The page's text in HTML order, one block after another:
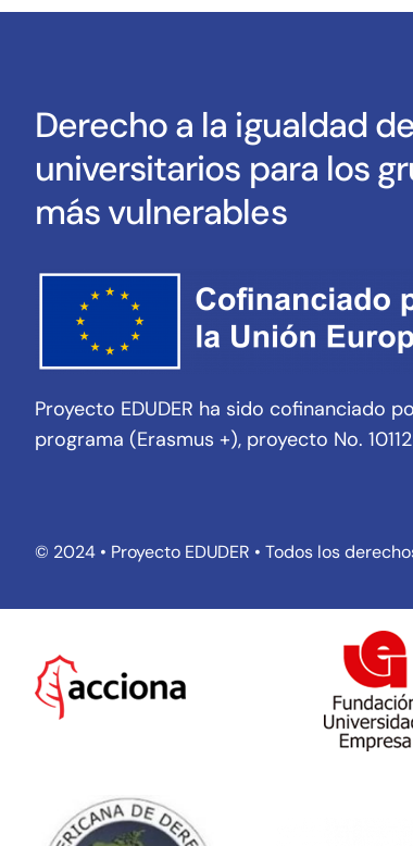
Derecho a la igualdad
universitarios para los
más vulnerables
Proyecto EDUDER ha sido cofinanciado
programa (Erasmus +), proyecto No.
© 2024 • Proyecto EDUDER • Todos los